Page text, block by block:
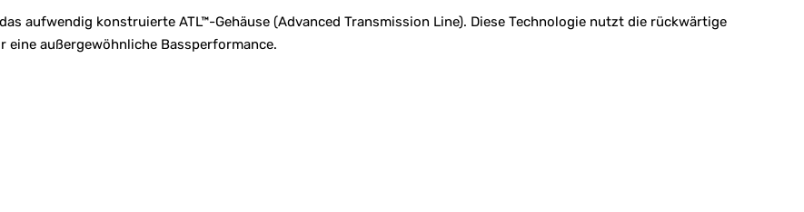
aufwendig konstruierte ATL™-Gehäuse (Advanced Transmission Line). Diese Technologie nutzt die rückwärtige
außergewöhnliche Bassperformance.